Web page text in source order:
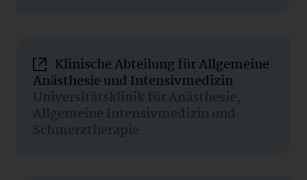
Klinische Abteilung für Allgemeine
Anästhesie und Intensivmedizin
Universitätsklinik für Anästhesie,
Allgemeine Intensivmedizin und
Schmerztherapie